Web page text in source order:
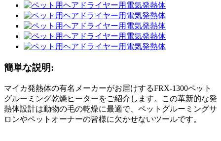
簡単な説明:
マイカ発熱体の有名メーカーがお届けするFRX-1300ペット
グルーミング乾燥ヒーターをご紹介します。この革新的な発
熱体設計は動物の毛の乾燥に最適で、ペットグルーミングサ
ロンやペットオーナーの皆様に欠かせないツールです。